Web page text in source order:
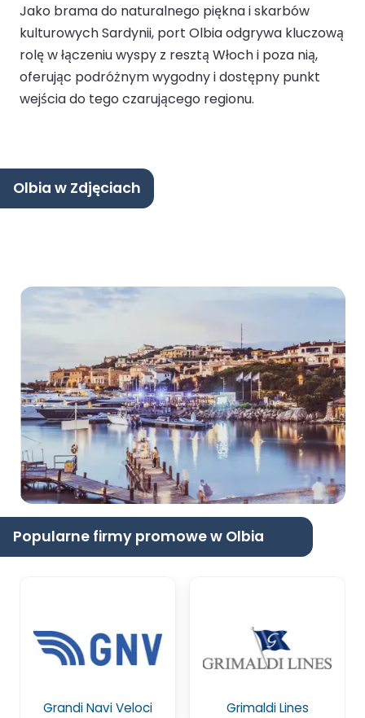
Jako brama do naturalnego piękna i skarbów
kulturowych Sardynii, port Olbia odgrywa kluczową
rolę w łączeniu wyspy z resztą Włoch i poza nią,
oferując podróżnym wygodny i dostępny punkt
wejścia do tego czarującego regionu.
Olbia w Zdjęciach
Popularne firmy promowe w Olbia
Grandi Navi Veloci Grimaldi Lines